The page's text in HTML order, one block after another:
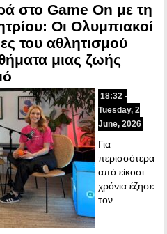
στο Game On με τη
Οι Ολυμπιακοί
του αθλητισμού
μιας ζωής
18:32 -
Tuesday, 2
June, 2026
Για
περισσότερα
από είκοσι
χρόνια έζησε
τον